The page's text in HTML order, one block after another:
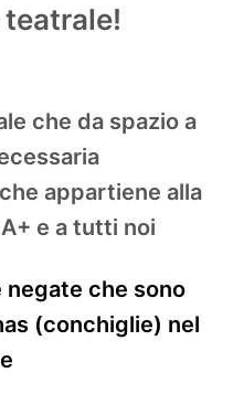
che da spazio a
appartiene alla
e a tutti noi
negate che sono
(conchiglie) nel